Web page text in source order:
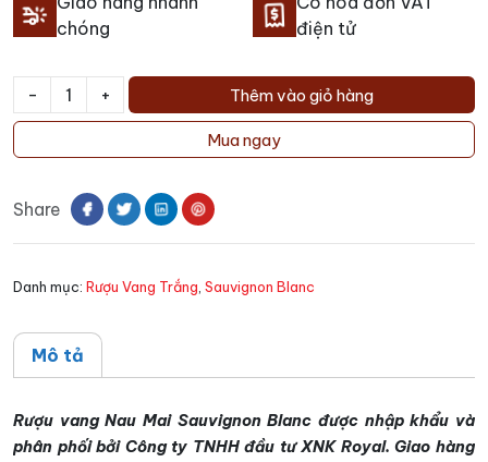
chóng
điện tử
-
Rượu
Nau
Sauvignon
lượng
+ Thêm vào giỏ hàng
Mua ngay
Share
Danh mục: Rượu Vang Trắng, Sauvignon Blanc
Mô tả
Rượu vang Nau Mai Sauvignon Blanc được nhập khẩu và
phân phối bởi Công ty TNHH đầu tư XNK Royal. Giao hàng